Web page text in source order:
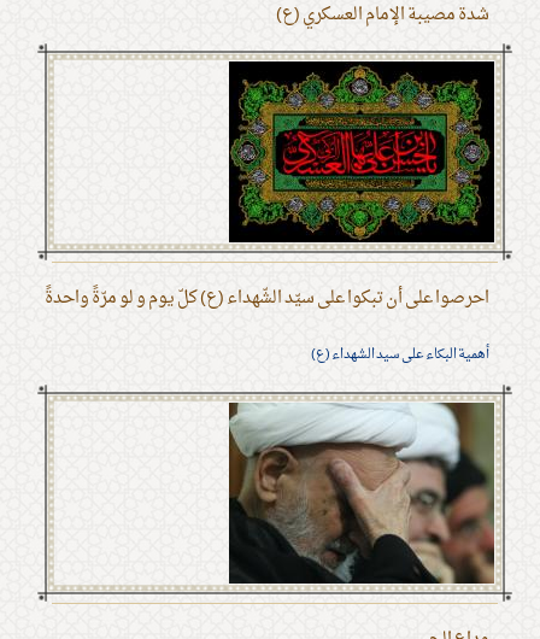
شدة مصيبة الإمام العسكري (ع)
احرصوا على أن تبكوا على سيّد الشّهداء (ع) كلّ يوم و لو مرّةً واحدةً
أهمية البكاء على سيد الشهداء (ع)